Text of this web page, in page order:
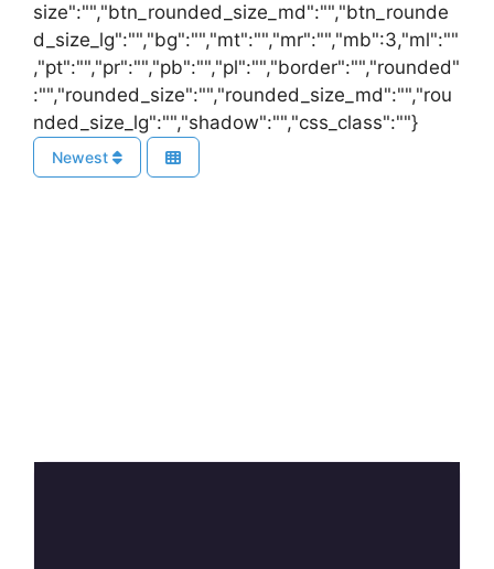
size":"","btn_rounded_size_md":"","btn_rounde
d_size_lg":"","bg":"","mt":"","mr":"","mb":3,"ml":""
,"pt":"","pr":"","pb":"","pl":"","border":"","rounded"
:"","rounded_size":"","rounded_size_md":"","rou
nded_size_lg":"","shadow":"","css_class":""}
Newest